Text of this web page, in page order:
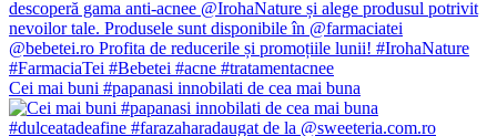
Cei mai buni #papanasi innobilati de cea mai buna